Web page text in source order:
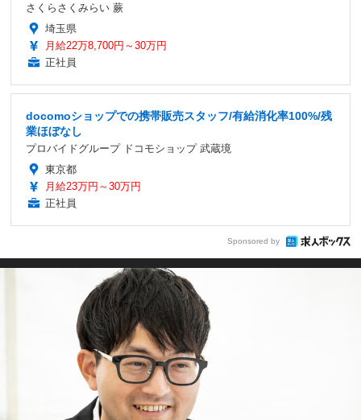
さくらさくみらい 蕨
埼玉県
月給22万8,700円～30万円
正社員
docomoショップでの携帯販売スタッフ/有給消化率100%/残
業ほぼなし
プロバイドグループ ドコモショップ 武蔵境
東京都
月給23万円～30万円
正社員
Sponsored by